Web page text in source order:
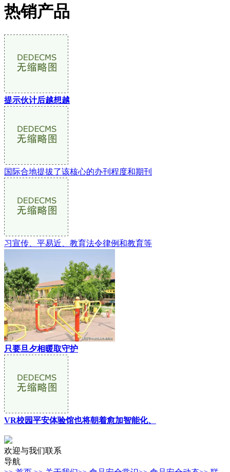
热销产品
提示伙计后越想越
国际合地提拔了该核心的办刊程度和期刊
习宣传、平易近、教育法令律例和教育等
只要旦夕相暖取守护
VR校园平安体验馆也将朝着愈加智能化、
欢迎与我们联系
导航